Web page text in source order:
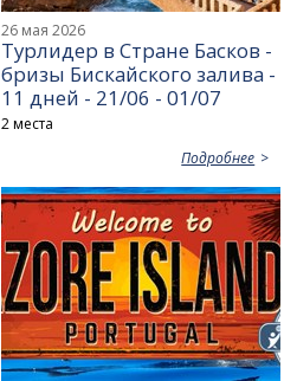
26 мая 2026
Турлидер в Стране Басков -
бризы Бискайского залива -
11 дней - 21/06 - 01/07
2 места
Подробнее